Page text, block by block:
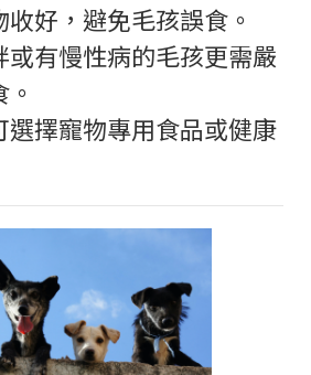
好，避免毛孩誤食。
或有慢性病的毛孩更需嚴
選擇寵物專用食品或健康